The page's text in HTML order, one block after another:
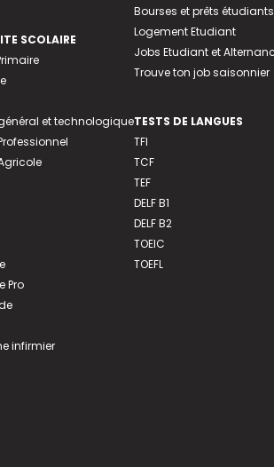
SCOLAIRE
et technologique
Pro
infirmier
Bourses et prêts étudiants
Logement Etudiant
Jobs Etudiant et
Trouve ton job saisonnier
TESTS DE LANGUES
TFI
TCF
TEF
DELF B1
DELF B2
TOEIC
TOEFL